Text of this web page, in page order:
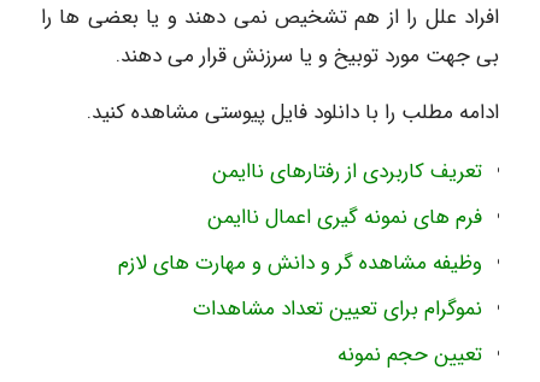
افراد علل را از هم تشخیص نمی دهند و یا بعضی ها را
بی جهت مورد توبیخ و یا سرزنش قرار می دهند.
ادامه مطلب را با دانلود فایل پیوستی مشاهده کنید.
تعریف کاربردی از رفتارهای ناایمن
فرم های نمونه گیری اعمال ناایمن
وظیفه مشاهده گر و دانش و مهارت های لازم
نموگرام برای تعیین تعداد مشاهدات
تعیین حجم نمونه